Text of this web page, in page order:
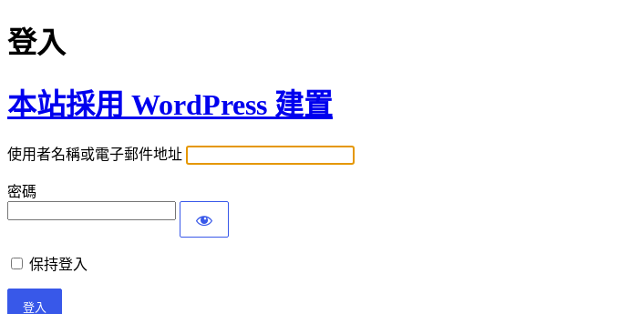
登入
本站採用 WordPress 建置
使用者名稱或電子郵件地址
密碼
保持登入